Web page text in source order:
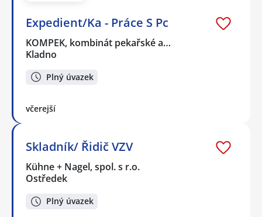
Expedient/Ka - Práce S Pc
KOMPEK, kombinát pekařské a…
Kladno
Plný úvazek
včerejší
Skladník/ Řidič VZV
Kühne + Nagel, spol. s r.o.
Ostředek
Plný úvazek